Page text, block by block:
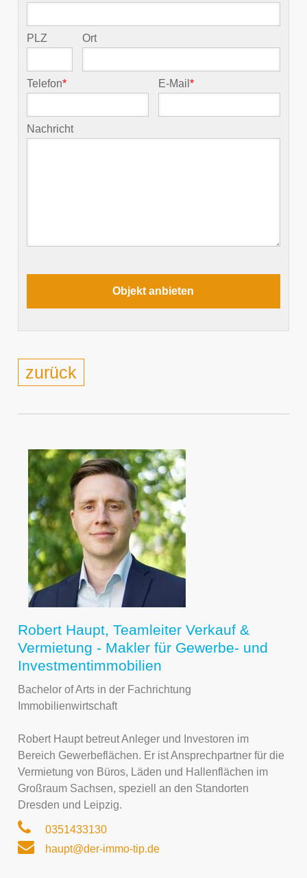
PLZ Ort
Telefon* E-Mail*
Nachricht
zurück
Robert Haupt, Teamleiter Verkauf &
Vermietung - Makler für Gewerbe- und
Investmentimmobilien
Bachelor of Arts in der Fachrichtung
Immobilienwirtschaft
Robert Haupt betreut Anleger und Investoren im
Bereich Gewerbeflächen. Er ist Ansprechpartner für die
Vermietung von Büros, Läden und Hallenflächen im
Großraum Sachsen, speziell an den Standorten
Dresden und Leipzig.
0351433130
haupt@der-immo-tip.de